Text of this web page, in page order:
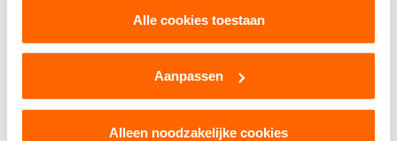
Alle cookies toestaan
Aanpassen
Alleen noodzakelijke cookies
© 2026 Kruikenstad. Product van2manydots
Colofon Cookies Disclaimer Privacy